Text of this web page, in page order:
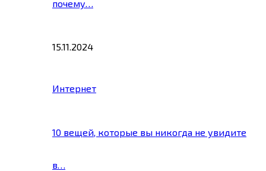
почему…
15.11.2024
Интернет
10 вещей, которые вы никогда не увидите
в…